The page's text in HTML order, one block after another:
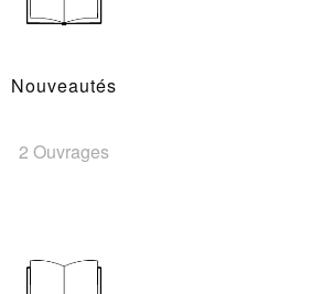
Nouveautés
2 Ouvrages